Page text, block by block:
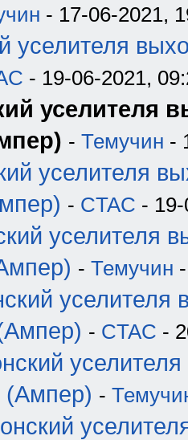
- 17-06-2021,
уселителя
- 19-06-2021,
уселителя
- Темучин -
уселителя
- CTAC -
уселителя
- Темучин
уселителя
- CTAC -
-